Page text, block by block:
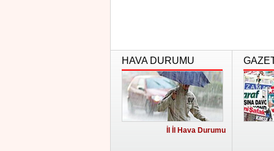
HAVA DURUMU
İl İl Hava Durumu